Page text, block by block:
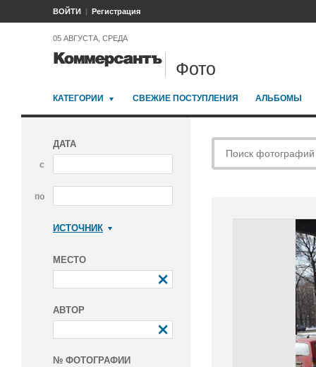
ВОЙТИ Регистрация
05 АВГУСТА, СРЕДА
Фото
КАТЕГОРИИ СВЕЖИЕ ПОСТУПЛЕНИЯ АЛЬБОМЫ
ДАТА
с
по
ИСТОЧНИК
МЕСТО
АВТОР
№ ФОТОГРАФИИ